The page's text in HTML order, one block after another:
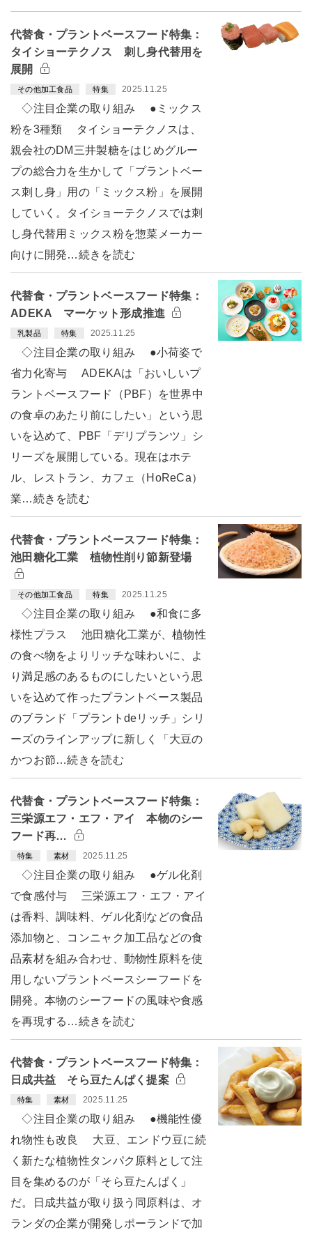
代替食・プラントベースフード特集：
タイショーテクノス 刺し身代替用を
展開
その他加工食品 特集 2025.11.25
◇注目企業の取り組み ●ミックス
粉を3種類 タイショーテクノスは、
親会社のDM三井製糖をはじめグルー
プの総合力を生かして「プラントベー
ス刺し身」用の「ミックス粉」を展開
していく。タイショーテクノスでは刺
し身代替用ミックス粉を惣菜メーカー
向けに開発…続きを読む
代替食・プラントベースフード特集：
ADEKA マーケット形成推進
乳製品 特集 2025.11.25
◇注目企業の取り組み ●小荷姿で
省力化寄与 ADEKAは「おいしいプ
ラントベースフード（PBF）を世界中
の食卓のあたり前にしたい」という思
いを込めて、PBF「デリプランツ」シ
リーズを展開している。現在はホテ
ル、レストラン、カフェ（HoReCa）
業…続きを読む
代替食・プラントベースフード特集：
池田糖化工業 植物性削り節新登場
その他加工食品 特集 2025.11.25
◇注目企業の取り組み ●和食に多
様性プラス 池田糖化工業が、植物性
の食べ物をよりリッチな味わいに、よ
り満足感のあるものにしたいという思
いを込めて作ったプラントベース製品
のブランド「プラントdeリッチ」シリ
ーズのラインアップに新しく「大豆の
かつお節…続きを読む
代替食・プラントベースフード特集：
三栄源エフ・エフ・アイ 本物のシー
フード再…
特集 素材 2025.11.25
◇注目企業の取り組み ●ゲル化剤
で食感付与 三栄源エフ・エフ・アイ
は香料、調味料、ゲル化剤などの食品
添加物と、コンニャク加工品などの食
品素材を組み合わせ、動物性原料を使
用しないプラントベースシーフードを
開発。本物のシーフードの風味や食感
を再現する…続きを読む
代替食・プラントベースフード特集：
日成共益 そら豆たんぱく提案
特集 素材 2025.11.25
◇注目企業の取り組み ●機能性優
れ物性も改良 大豆、エンドウ豆に続
く新たな植物性タンパク原料として注
目を集めるのが「そら豆たんぱく」
だ。日成共益が取り扱う同原料は、オ
ランダの企業が開発しポーランドで加